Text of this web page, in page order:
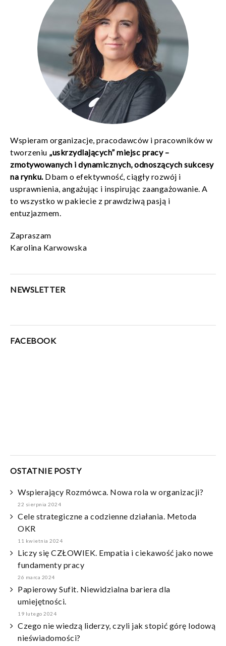
Wspieram organizacje, pracodawców i pracowników w
tworzeniu „uskrzydlających” miejsc pracy –
zmotywowanych i dynamicznych, odnoszących sukcesy
na rynku. Dbam o efektywność, ciągły rozwój i
usprawnienia, angażując i inspirując zaangażowanie. A
to wszystko w pakiecie z prawdziwą pasją i
entuzjazmem.
Zapraszam
Karolina Karwowska
NEWSLETTER
FACEBOOK
OSTATNIE POSTY
Wspierający Rozmówca. Nowa rola w organizacji?
22 sierpnia 2024
Cele strategiczne a codzienne działania. Metoda
OKR
11 kwietnia 2024
Liczy się CZŁOWIEK. Empatia i ciekawość jako nowe
fundamenty pracy
26 marca 2024
Papierowy Sufit. Niewidzialna bariera dla
umiejętności.
19 lutego 2024
Czego nie wiedzą liderzy, czyli jak stopić górę lodową
nieświadomości?